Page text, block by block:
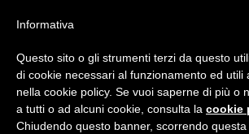
Fotografia
Margaret Bourke-
testimone del
Informativa
Questo sito o gli strumenti terzi da questo
di cookie necessari al funzionamento ed utili
nella cookie policy. Se vuoi saperne di più o
a tutti o ad alcuni cookie, consulta la cookie
Chiudendo questo banner, scorrendo